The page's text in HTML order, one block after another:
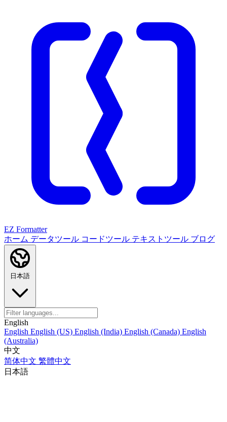
EZ Formatter
ホーム データツール コードツール テキストツール ブログ
日本語
English
English English (US) English (India) English (Canada) English
(Australia)
中文
简体中文 繁體中文
日本語